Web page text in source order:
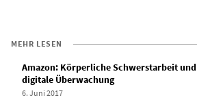
MEHR LESEN
Amazon: Körperliche Schwerstarbeit und
digitale Überwachung
6. Juni 2017